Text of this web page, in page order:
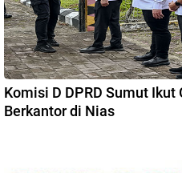
Komisi D DPRD Sumut
Berkantor di Nias